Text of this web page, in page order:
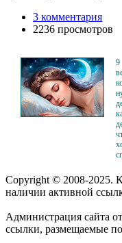
3 комментария
2236 просмотров
9
Copyright © 2008-2025.
наличии активной
Администрация сайта
ссылки, размещаемые